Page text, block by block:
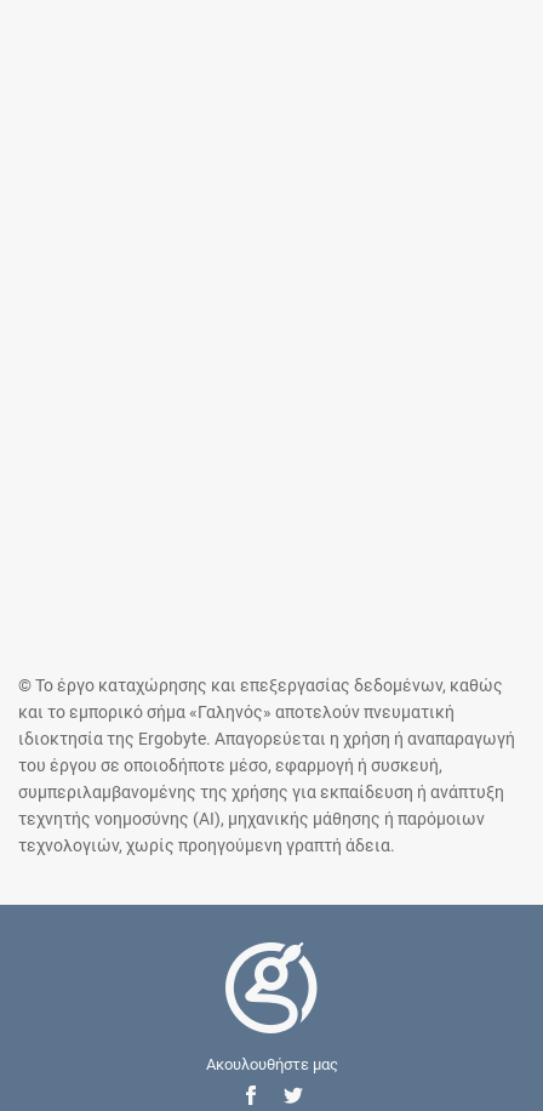
© Το έργο καταχώρησης και επεξεργασίας δεδομένων, καθώς
και το εμπορικό σήμα «Γαληνός» αποτελούν πνευματική
ιδιοκτησία της Ergobyte. Απαγορεύεται η χρήση ή αναπαραγωγή
του έργου σε οποιοδήποτε μέσο, εφαρμογή ή συσκευή,
συμπεριλαμβανομένης της χρήσης για εκπαίδευση ή ανάπτυξη
τεχνητής νοημοσύνης (AI), μηχανικής μάθησης ή παρόμοιων
τεχνολογιών, χωρίς προηγούμενη γραπτή άδεια.
Ακουλουθήστε μας